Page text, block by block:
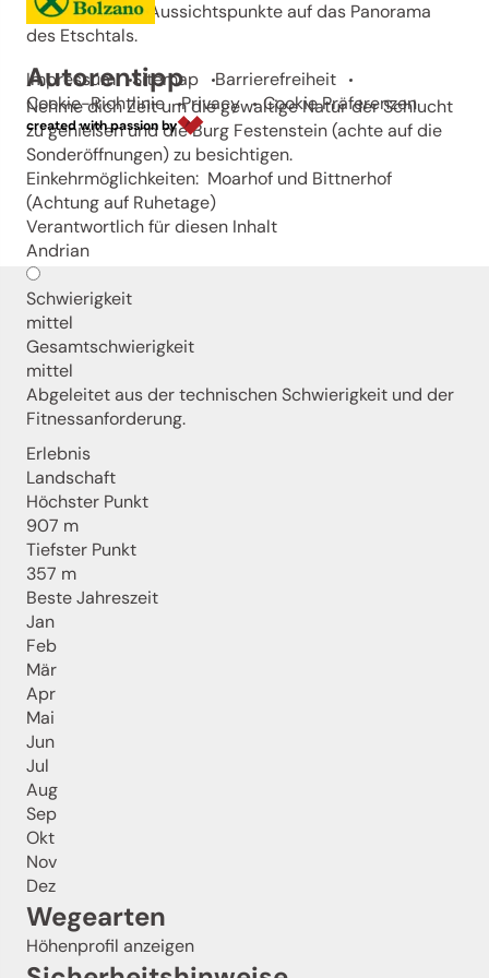
wunderschöne Aussichtspunkte auf das Panorama
des Etschtals.
Autorentipp
Nehme dich Zeit um die gewaltige Natur der Schlucht
zu genießen und die Burg Festenstein (achte auf die
Sonderöffnungen) zu besichtigen.
Einkehrmöglichkeiten: Moarhof und Bittnerhof
(Achtung auf Ruhetage)
Verantwortlich für diesen Inhalt
Andrian
Schwierigkeit
mittel
Gesamtschwierigkeit
mittel
Abgeleitet aus der technischen Schwierigkeit und der
Fitnessanforderung.
Erlebnis
Landschaft
Höchster Punkt
907 m
Tiefster Punkt
357 m
Beste Jahreszeit
Jan
Feb
Mär
Apr
Mai
Jun
Jul
Aug
Sep
Okt
Nov
Dez
Wegearten
Höhenprofil anzeigen
Impressum Sitemap
Barrierefreiheit
Cookie-Richtlinie
Privacy Cookie Präferenzen
created with passion by